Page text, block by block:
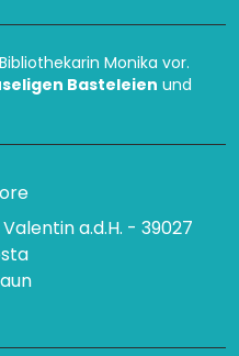
Monika vor.
Basteleien und
a.d.H. - 39027